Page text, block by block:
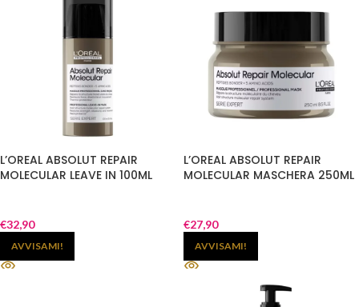
L’OREAL ABSOLUT REPAIR
MOLECULAR LEAVE IN 100ML
€32,90
AVVISAMI!
L’OREAL ABSOLUT REPAIR
MOLECULAR MASCHERA 250ML
€27,90
AVVISAMI!